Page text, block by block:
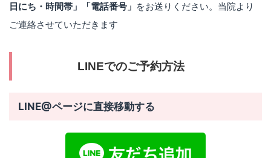
日にち・時間帯」「電話番号」 をお送りください。当院より
ご連絡させていただきます
LINEでのご予約方法
LINE@ページに直接移動する